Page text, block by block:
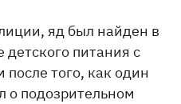
яд был найден в
питания с
того, как один
о подозрительном